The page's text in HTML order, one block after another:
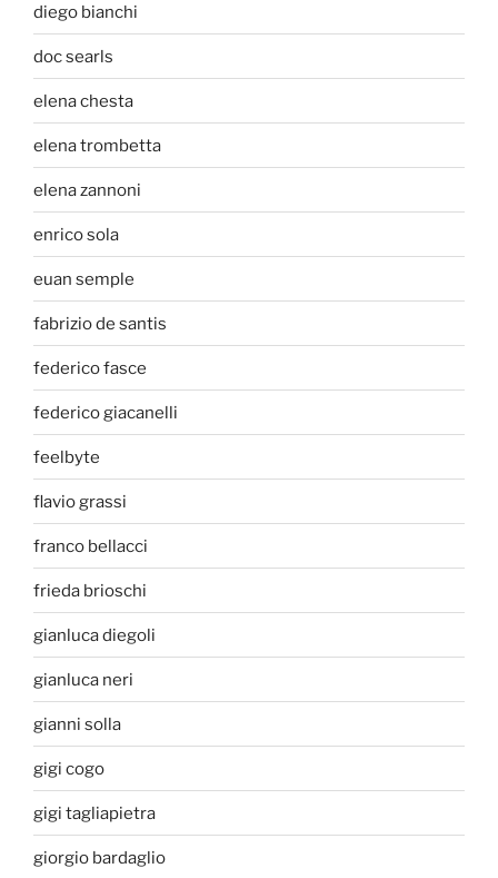
diego bianchi
doc searls
elena chesta
elena trombetta
elena zannoni
enrico sola
euan semple
fabrizio de santis
federico fasce
federico giacanelli
feelbyte
flavio grassi
franco bellacci
frieda brioschi
gianluca diegoli
gianluca neri
gianni solla
gigi cogo
gigi tagliapietra
giorgio bardaglio